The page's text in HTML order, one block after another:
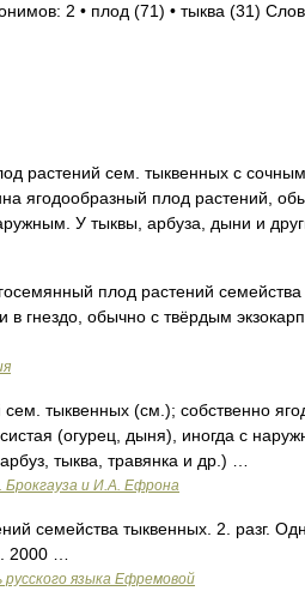
2 • плод (71) • тыква (31)
растений сем. тыквенных с
ягодообразный плод растений,
У тыквы, арбуза, дыни и
плод растений семейства
гнездо, обычно с твёрдым
тыквенных (см.); собственно
(огурец, дыня), иногда с
тыква, травянка и др.) …
Брокгауза и И.А. Ефрона
семейства тыквенных. 2. разг.
2000 …
языка Ефремовой